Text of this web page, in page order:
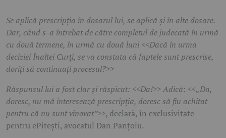
Se aplică prescripția în dosarul lui, se aplică și în alte dosare.
Dar, când s-a întrebat de către completul de judecată în urmă
cu două termene, în urmă cu două luni <<Dacă în urma
deciziei Înaltei Curți, se va constata că faptele sunt prescrise,
doriți să continuați procesul?>>
Răspunsul lui a fost clar și răspicat: <<Da!>> Adică: <<„Da,
doresc, nu mă interesează prescripția, doresc să fiu achitat
pentru că nu sunt vinovat”>>, declară, în exclusivitate
pentru ePitești, avocatul Dan Panțoiu.